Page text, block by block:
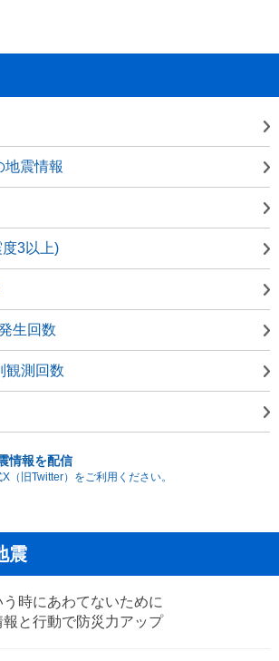
地震情報
3以上)
生回数
観測回数
情報を配信
（旧Twitter）をご利用ください。
震
う時にあわてないために
報と行動で防災力アップ